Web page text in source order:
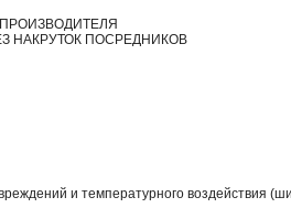
ПРОИЗВОДИТЕЛЯ
БЕЗ НАКРУТОК ПОСРЕДНИКОВ
и температурного